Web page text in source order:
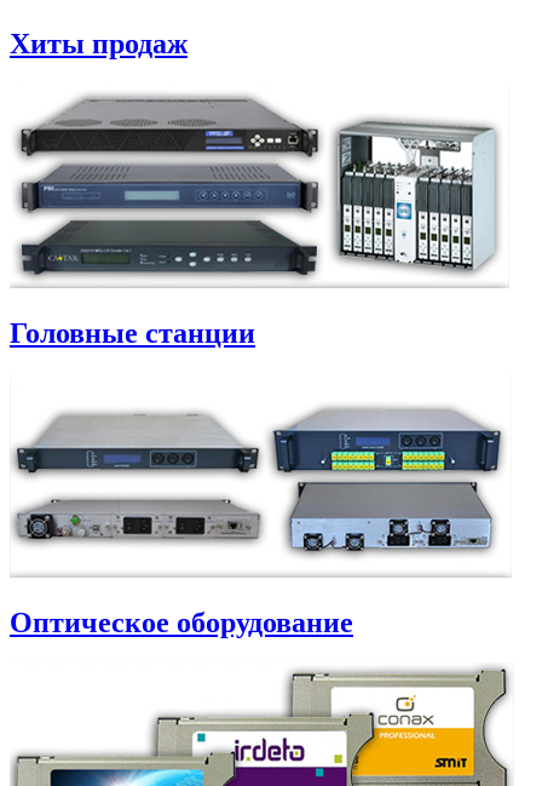
Хиты продаж
Головные станции
Оптическое оборудование